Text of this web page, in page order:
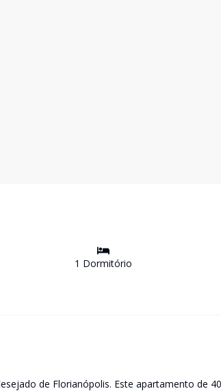
1 Dormitório
de Florianópolis. Este apartamento de